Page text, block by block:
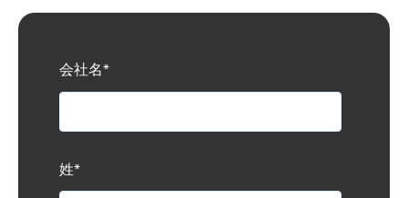
会社名*
姓*